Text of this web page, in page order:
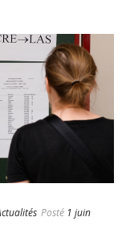
Posté 1 juin